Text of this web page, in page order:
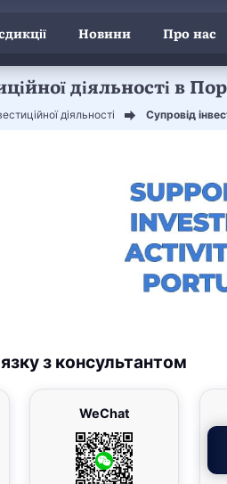
Новини Про нас
діяльності в
діяльності Супровід
з консультантом
WeChat